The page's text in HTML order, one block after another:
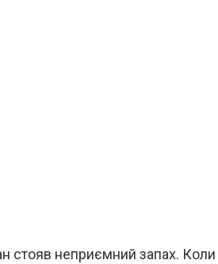
стояв неприємний запах. Коли